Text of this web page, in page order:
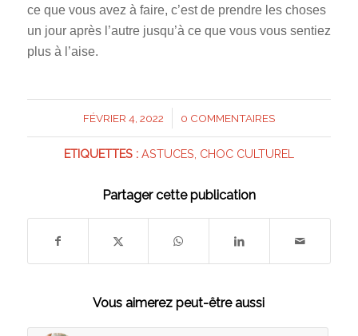
ce que vous avez à faire, c’est de prendre les choses
un jour après l’autre jusqu’à ce que vous vous sentiez
plus à l’aise.
FÉVRIER 4, 2022
/ 0 COMMENTAIRES
ETIQUETTES : ASTUCES CHOC CULTUREL
Partager cette publication
Vous aimerez peut-être aussi